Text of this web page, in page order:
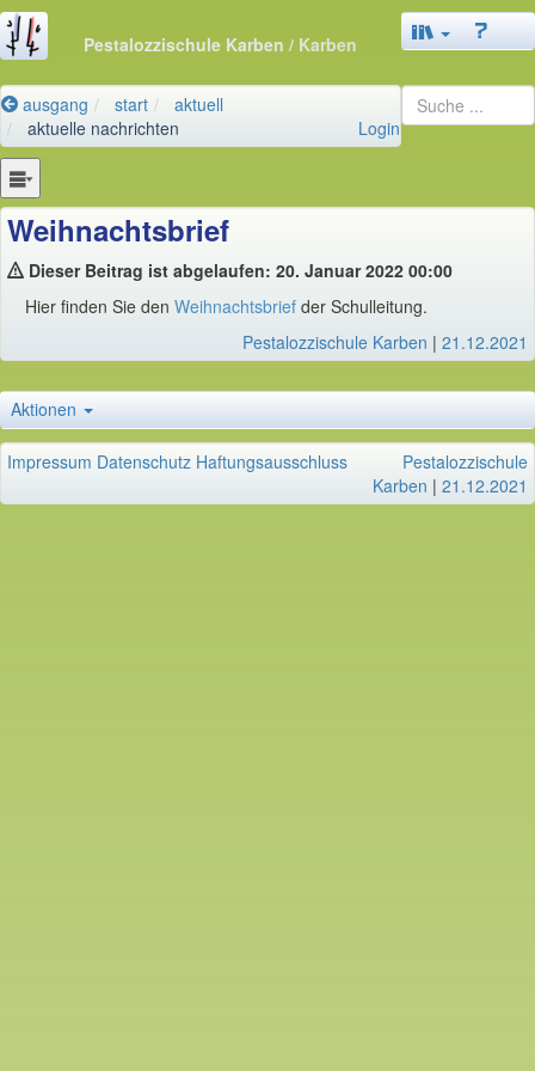
Pestalozzischule Karben / Karben
ausgang start
aktuell
aktuelle nachrichten
Login
Weihnachtsbrief
Dieser Beitrag ist abgelaufen: 20. Januar 2022 00:00
Hier finden Sie den Weihnachtsbrief der Schulleitung.
Pestalozzischule Karben | 21.12.2021
Aktionen
Impressum Datenschutz Haftungsausschluss
Pestalozzischule
Karben | 21.12.2021